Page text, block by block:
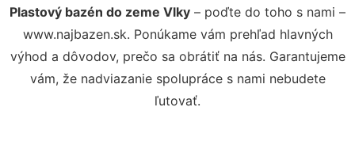
Plastový bazén do zeme Vlky – poďte do toho s nami –
www.najbazen.sk. Ponúkame vám prehľad hlavných
výhod a dôvodov, prečo sa obrátiť na nás. Garantujeme
vám, že nadviazanie spolupráce s nami nebudete
ľutovať.